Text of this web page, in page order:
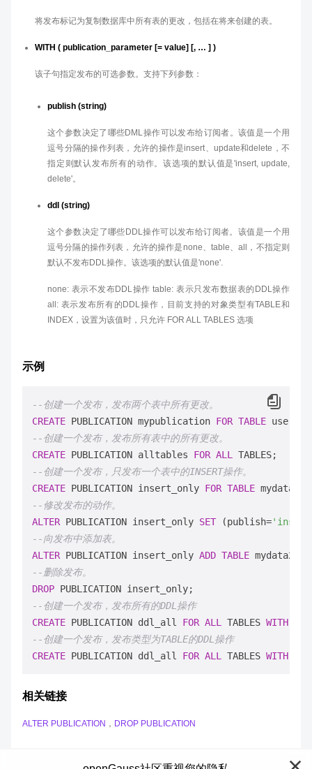
将发布标记为复制数据库中所有表的更改，包括在将来创建的表。
WITH ( publication_parameter [= value] [, … ] )
该子句指定发布的可选参数。支持下列参数：
publish (string)
这个参数决定了哪些DML操作可以发布给订阅者。该值是一个用
逗号分隔的操作列表，允许的操作是insert、update和delete，不
指定则默认发布所有的动作。该选项的默认值是'insert, update,
delete'。
ddl (string)
这个参数决定了哪些DDL操作可以发布给订阅者。该值是一个用
逗号分隔的操作列表，允许的操作是none、table、all，不指定则
默认不发布DDL操作。该选项的默认值是'none'.
none: 表示不发布DDL操作 table: 表示只发布数据表的DDL操作
all: 表示发布所有的DDL操作，目前支持的对象类型有TABLE和
INDEX，设置为该值时，只允许 FOR ALL TABLES 选项
示例
--创建一个发布，发布两个表中所有更改。
CREATE PUBLICATION mypublication FOR TABLE
--创建一个发布，发布所有表中的所有更改。
CREATE PUBLICATION alltables FOR ALL
--创建一个发布，只发布一个表中的INSERT操作。
CREATE PUBLICATION insert_only FOR TABLE mydata
--修改发布的动作。
ALTER PUBLICATION insert_only SET (publish=
--向发布中添加表。
ALTER PUBLICATION insert_only ADD TABLE
--删除发布。
DROP
--创建一个发布，发布所有的DDL操作
CREATE PUBLICATION ddl_all FOR ALL TABLES WITH
--创建一个发布，发布类型为TABLE的DDL操作
CREATE PUBLICATION ddl_all FOR ALL TABLES WITH
相关链接
ALTER PUBLICATION ， DROP PUBLICATION